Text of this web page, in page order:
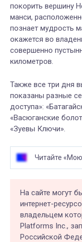
покорить вершину
манси,
познает мудрость
окажется во
совершенно
километров.
Также все три дня
показаны разные
доступа»:
«Васюганские
«Зуевы Ключи».
Читайте
На сайте могут
интернет-
владельцем
Platforms Inc.,
Российской